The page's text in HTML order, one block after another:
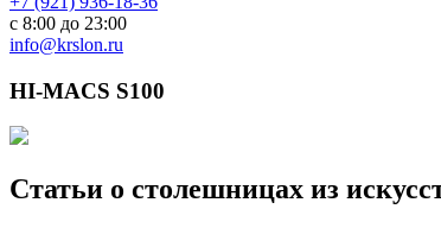
с 8:00 до 23:00
info@krslon.ru
HI-MACS S100
Статьи о столешницах из